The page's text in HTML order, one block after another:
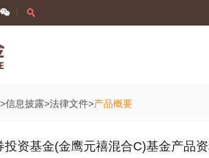
>信息披露>法律文件>产品概要
资基金(金鹰元禧混合C)基金产品